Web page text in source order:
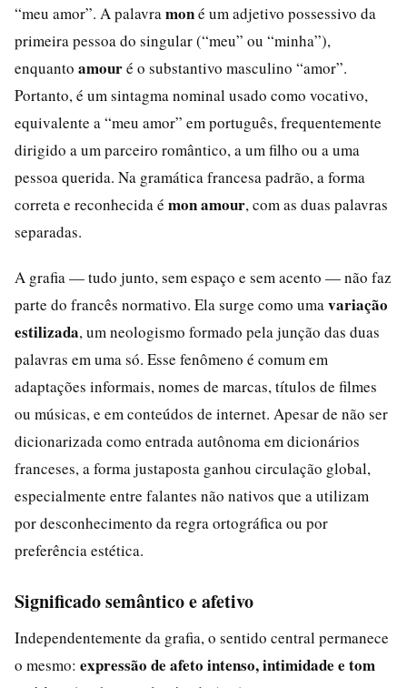
“meu amor”. A palavra moné um adjetivo possessivo da
primeira pessoa do singular (“meu” ou “minha”),
enquanto amouré o substantivo masculino “amor”.
Portanto, é um sintagma nominal usado como vocativo,
equivalente a “meu amor” em português, frequentemente
dirigido a um parceiro romântico, a um filho ou a uma
pessoa querida. Na gramática francesa padrão, a forma
correta e reconhecida é mon amour, com as duas palavras
separadas.
A grafia — tudo junto, sem espaço e sem acento — não faz
parte do francês normativo. Ela surge como uma variação
estilizada, um neologismo formado pela junção das duas
palavras em uma só. Esse fenômeno é comum em
adaptações informais, nomes de marcas, títulos de filmes
ou músicas, e em conteúdos de internet. Apesar de não ser
dicionarizada como entrada autônoma em dicionários
franceses, a forma justaposta ganhou circulação global,
especialmente entre falantes não nativos que a utilizam
por desconhecimento da regra ortográfica ou por
preferência estética.
Significado semântico e afetivo
Independentemente da grafia, o sentido central permanece
o mesmo: expressão de afeto intenso, intimidade e tom